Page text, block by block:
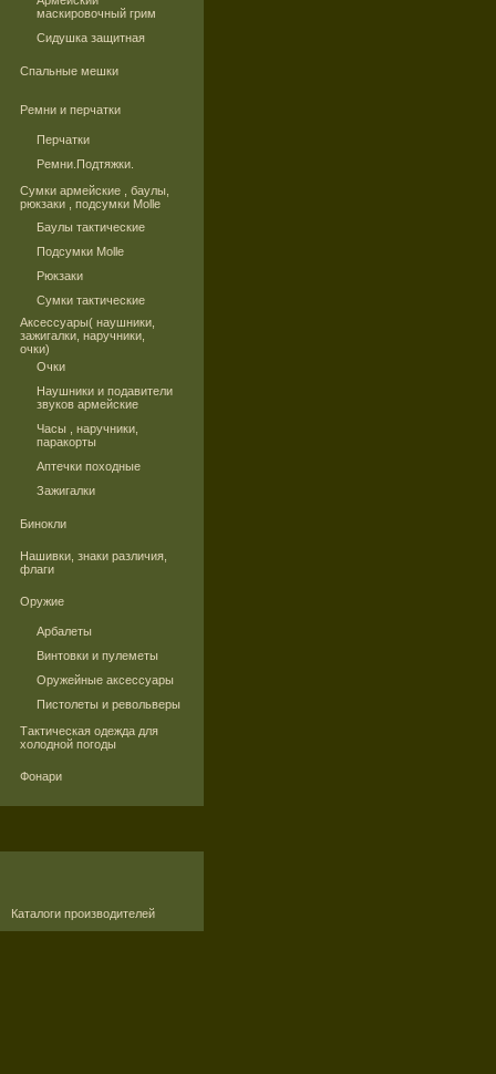
маскировочный грим
Сидушка защитная
Спальные мешки
Ремни и перчатки
Перчатки
Ремни.Подтяжки.
Сумки армейские , баулы,
рюкзаки , подсумки Molle
Баулы тактические
Подсумки Molle
Рюкзаки
Сумки тактические
Аксессуары( наушники,
зажигалки, наручники,
очки)
Очки
Наушники и подавители
звуков армейские
Часы , наручники,
паракорты
Аптечки походные
Зажигалки
Бинокли
Нашивки, знаки различия,
флаги
Оружие
Арбалеты
Винтовки и пулеметы
Оружейные аксессуары
Пистолеты и револьверы
Тактическая одежда для
холодной погоды
Фонари
Каталоги производителей